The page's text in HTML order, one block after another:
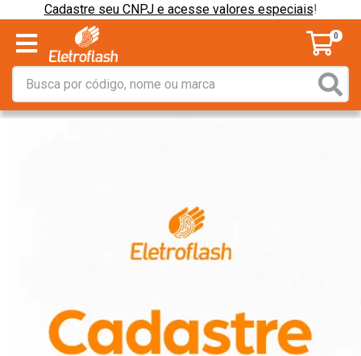
Cadastre seu CNPJ e acesse valores especiais!
0